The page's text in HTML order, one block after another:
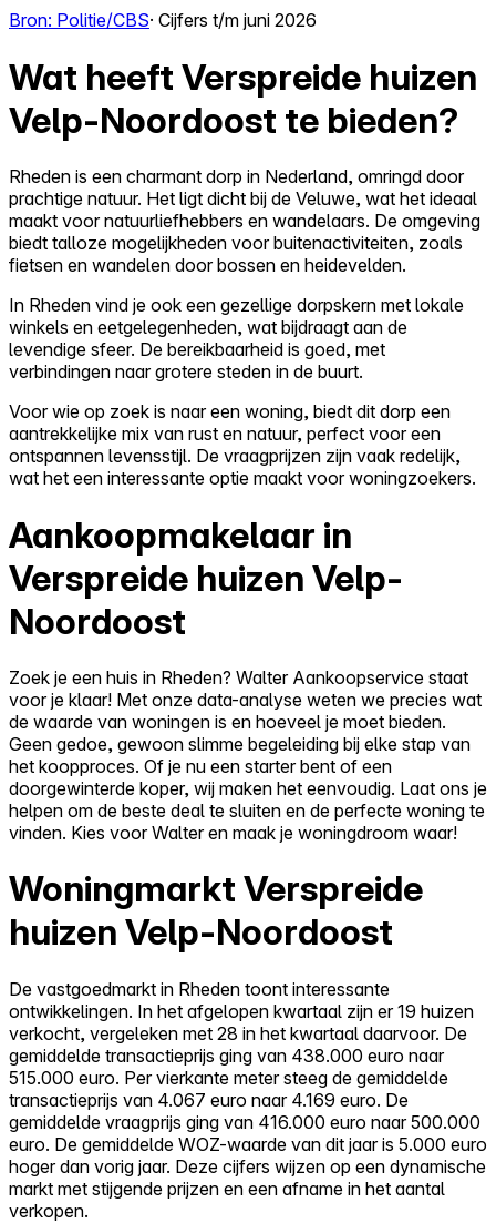
Bron: Politie/CBS· Cijfers t/m juni 2026
Wat heeft Verspreide huizen
Velp-Noordoost te bieden?
Rheden is een charmant dorp in Nederland, omringd door
prachtige natuur. Het ligt dicht bij de Veluwe, wat het ideaal
maakt voor natuurliefhebbers en wandelaars. De omgeving
biedt talloze mogelijkheden voor buitenactiviteiten, zoals
fietsen en wandelen door bossen en heidevelden.
In Rheden vind je ook een gezellige dorpskern met lokale
winkels en eetgelegenheden, wat bijdraagt aan de
levendige sfeer. De bereikbaarheid is goed, met
verbindingen naar grotere steden in de buurt.
Voor wie op zoek is naar een woning, biedt dit dorp een
aantrekkelijke mix van rust en natuur, perfect voor een
ontspannen levensstijl. De vraagprijzen zijn vaak redelijk,
wat het een interessante optie maakt voor woningzoekers.
Aankoopmakelaar in
Verspreide huizen Velp-
Noordoost
Zoek je een huis in Rheden? Walter Aankoopservice staat
voor je klaar! Met onze data-analyse weten we precies wat
de waarde van woningen is en hoeveel je moet bieden.
Geen gedoe, gewoon slimme begeleiding bij elke stap van
het koopproces. Of je nu een starter bent of een
doorgewinterde koper, wij maken het eenvoudig. Laat ons je
helpen om de beste deal te sluiten en de perfecte woning te
vinden. Kies voor Walter en maak je woningdroom waar!
Woningmarkt Verspreide
huizen Velp-Noordoost
De vastgoedmarkt in Rheden toont interessante
ontwikkelingen. In het afgelopen kwartaal zijn er 19 huizen
verkocht, vergeleken met 28 in het kwartaal daarvoor. De
gemiddelde transactieprijs ging van 438.000 euro naar
515.000 euro. Per vierkante meter steeg de gemiddelde
transactieprijs van 4.067 euro naar 4.169 euro. De
gemiddelde vraagprijs ging van 416.000 euro naar 500.000
euro. De gemiddelde WOZ-waarde van dit jaar is 5.000 euro
hoger dan vorig jaar. Deze cijfers wijzen op een dynamische
markt met stijgende prijzen en een afname in het aantal
verkopen.